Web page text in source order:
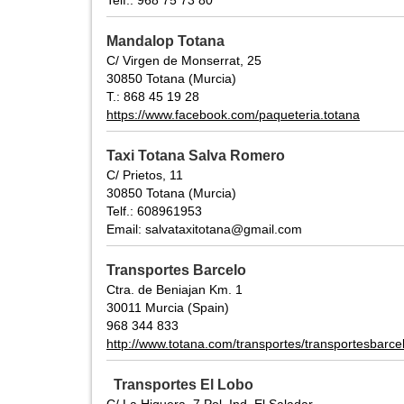
Mandalop Totana
C/ Virgen de Monserrat, 25
30850 Totana (Murcia)
T.: 868 45 19 28
https://www.facebook.com/paqueteria.totana
Taxi Totana Salva Romero
C/ Prietos, 11
30850 Totana (Murcia)
Telf.: 608961953
Email: salvataxitotana@gmail.com
Transportes Barcelo
Ctra. de Beniajan Km. 1
30011 Murcia (Spain)
968 344 833
http://www.totana.com/transportes/
Transportes El Lobo